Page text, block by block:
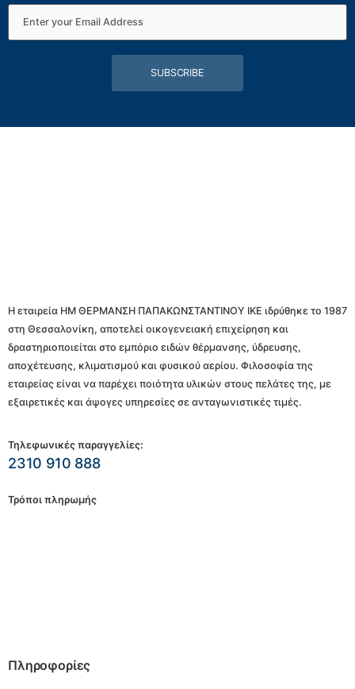
SUBSCRIBE
Η εταιρεία ΗΜ ΘΕΡΜΑΝΣΗ ΠΑΠΑΚΩΝΣΤΑΝΤΙΝΟΥ ΙΚΕ ιδρύθηκε το 1987
στη Θεσσαλονίκη, αποτελεί οικογενειακή επιχείρηση και
δραστηριοποιείται στο εμπόριο ειδών θέρμανσης, ύδρευσης,
αποχέτευσης, κλιματισμού και φυσικού αερίου. Φιλοσοφία της
εταιρείας είναι να παρέχει ποιότητα υλικών στους πελάτες της, με
εξαιρετικές και άψογες υπηρεσίες σε ανταγωνιστικές τιμές.
Τηλεφωνικές παραγγελίες:
2310 910 888
Τρόποι πληρωμής
Πληροφορίες